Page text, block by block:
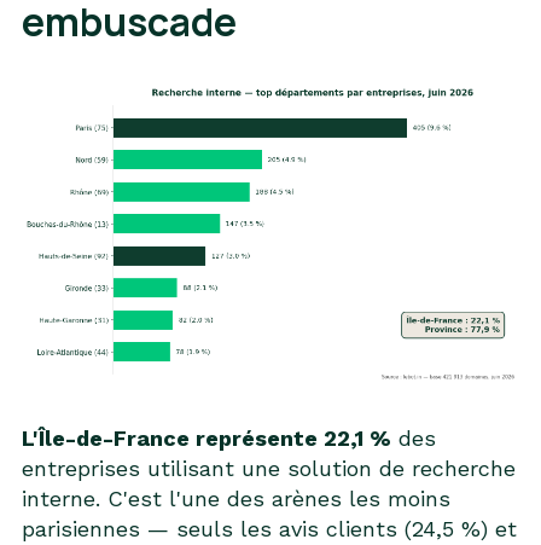
embuscade
L'Île-de-France représente 22,1 % des
entreprises utilisant une solution de recherche
interne. C'est l'une des arènes les moins
parisiennes — seuls les avis clients (24,5 %) et